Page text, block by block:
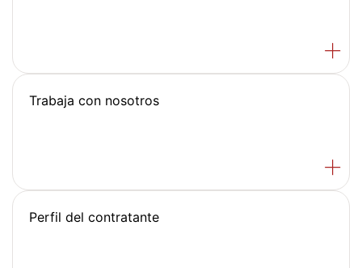
Trabaja con nosotros
Perfil del contratante